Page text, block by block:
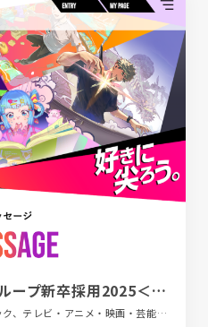
ソニーミュージックグループ新卒採用2025＜好きに尖ろう。＞
イラスト、カラフル、ダイナミック、テレビ・アニメ・映画・芸能、デザイン・アート・音楽・文芸、ポップ、新卒・中途採用サイト